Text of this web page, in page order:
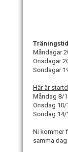
Måndagar
Onsdagar
Söndagar
Här är
Måndag 8/1
Onsdag 10/
Söndag 14/
Ni kommer
samma